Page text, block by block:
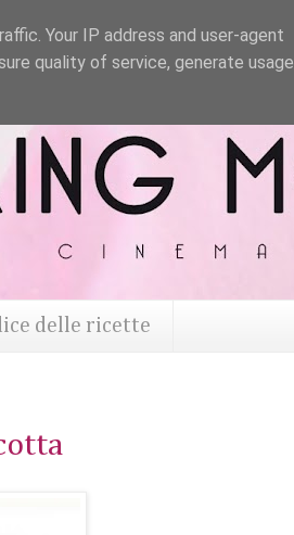
delle ricette
Your IP address and user-agent
quality of service, generate usage